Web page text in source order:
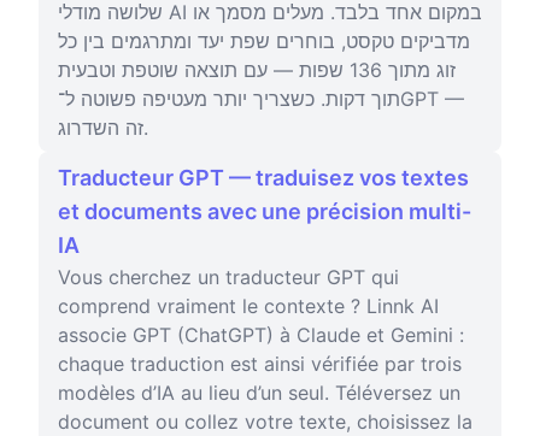
שלושה מודלי AI במקום אחד בלבד. מעלים מסמך או
מדביקים טקסט, בוחרים שפת יעד ומתרגמים בין כל
זוג מתוך 136 שפות — עם תוצאה שוטפת וטבעית
תוך דקות. כשצריך יותר מעטיפה פשוטה ל־GPT —
זה השדרוג.
Traducteur GPT — traduisez vos textes
et documents avec une précision multi-
IA
Vous cherchez un traducteur GPT qui
comprend vraiment le contexte ? Linnk AI
associe GPT (ChatGPT) à Claude et Gemini :
chaque traduction est ainsi vérifiée par trois
modèles d’IA au lieu d’un seul. Téléversez un
document ou collez votre texte, choisissez la